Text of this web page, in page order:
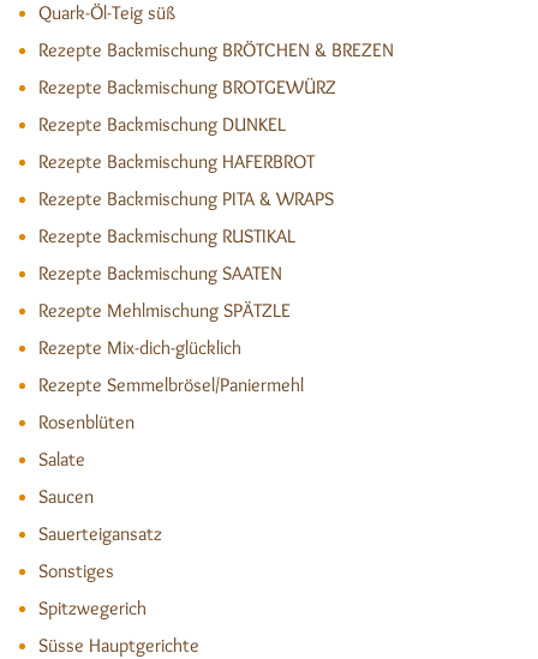
Quark-Öl-Teig süß
Rezepte Backmischung BRÖTCHEN & BREZEN
Rezepte Backmischung BROTGEWÜRZ
Rezepte Backmischung DUNKEL
Rezepte Backmischung HAFERBROT
Rezepte Backmischung PITA & WRAPS
Rezepte Backmischung RUSTIKAL
Rezepte Backmischung SAATEN
Rezepte Mehlmischung SPÄTZLE
Rezepte Mix-dich-glücklich
Rezepte Semmelbrösel/Paniermehl
Rosenblüten
Salate
Saucen
Sauerteigansatz
Sonstiges
Spitzwegerich
Süsse Hauptgerichte